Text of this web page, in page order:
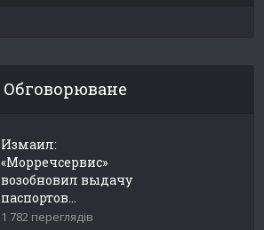
Обговорюване
Измаил:
«Морречсервис»
возобновил выдачу
паспортов...
1 782 переглядів